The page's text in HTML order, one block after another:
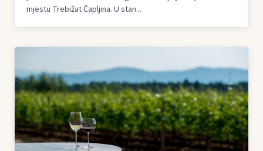
mjestu Trebižat Čapljina. U stan...